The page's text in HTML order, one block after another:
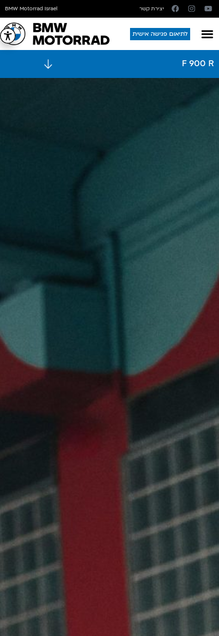
יצירת קשר BMW Motorrad Israel
לתיאום פגישה אישית
F 900 R